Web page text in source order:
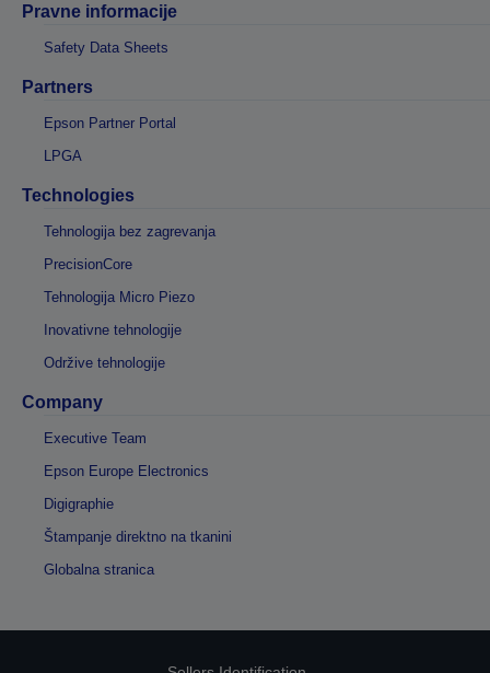
Pravne informacije
Safety Data Sheets
Partners
Epson Partner Portal
LPGA
Technologies
Tehnologija bez zagrevanja
PrecisionCore
Tehnologija Micro Piezo
Inovativne tehnologije
Održive tehnologije
Company
Executive Team
Epson Europe Electronics
Digigraphie
Štampanje direktno na tkanini
Globalna stranica